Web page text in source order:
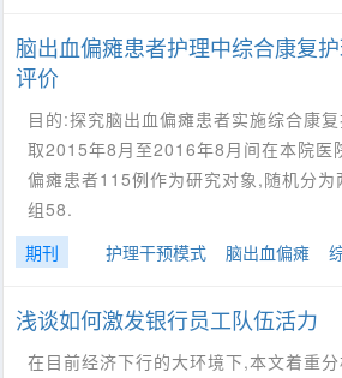
脑出血偏瘫患者护理中综合康复
评价
目的:探究脑出血偏瘫患者实施综合康
取2015年8月至2016年8月间在本院医
偏瘫患者115例作为研究对象,随机分
组58.
期刊
护理干预模式 脑出血偏瘫
浅谈如何激发银行员工队伍活力
在目前经济下行的大环境下,本文着重